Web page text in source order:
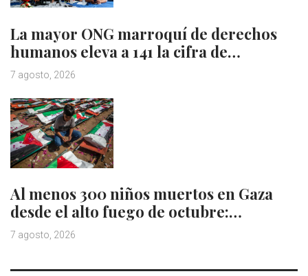
La mayor ONG marroquí de derechos
humanos eleva a 141 la cifra de…
7 agosto, 2026
Al menos 300 niños muertos en Gaza
desde el alto fuego de octubre:…
7 agosto, 2026